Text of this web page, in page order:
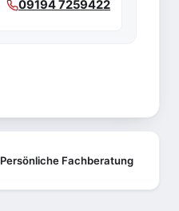
09194 7259422
Persönliche Fachberatung